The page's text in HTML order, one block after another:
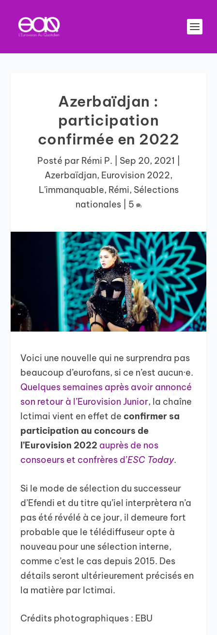
Azerbaïdjan :
participation
confirmée en 2022
Posté par Rémi P. Sep 20, 2021
Azerbaïdjan, Eurovision 2022,
L'immanquable, Rémi, Sélections
nationales| 5
Voici une nouvelle qui ne surprendra pas
beaucoup d’eurofans, si ce n’est aucun·e.
Quelques semaines après avoir annoncé
son retour à l’Eurovision Junior, la chaîne
Ictimai vient en effet de confirmer sa
participation au concours de
l’Eurovision 2022 auprès de nos
consoeurs et confrères d’ESC Today.
Si le mode de sélection du successeur
d’Efendi et du titre qu’iel interprètera n’a
pas été révélé à ce jour, il demeure fort
probable que le télédiffuseur opte à
nouveau pour une sélection interne,
comme c’est le cas depuis 2015. Des
détails seront ultérieurement précisés en
la matière par Ictimai.
Crédits photographiques : EBU